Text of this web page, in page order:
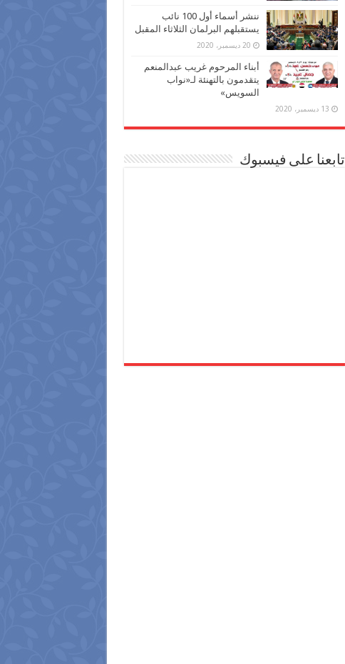
ننشر أسماء أول 100 نائب
يستقبلهم البرلمان الثلاثاء المقبل
20 ديسمبر، 2020
أبناء المرحوم غريب عبدالمنعم
يتقدمون بالتهنئة لـ«نواب
السويس»
13 ديسمبر، 2020
تابعنا على فيسبوك